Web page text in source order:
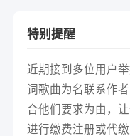
特别提醒
近期接到多位用户
词歌曲为名联系作
合他们要求为由，
进行缴费注册或代